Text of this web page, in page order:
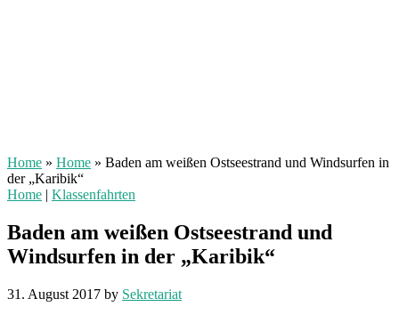
Home » Home » Baden am weißen Ostseestrand und Windsurfen in
der „Karibik“
Home | Klassenfahrten
Baden am weißen Ostseestrand und
Windsurfen in der „Karibik“
31. August 2017 by Sekretariat